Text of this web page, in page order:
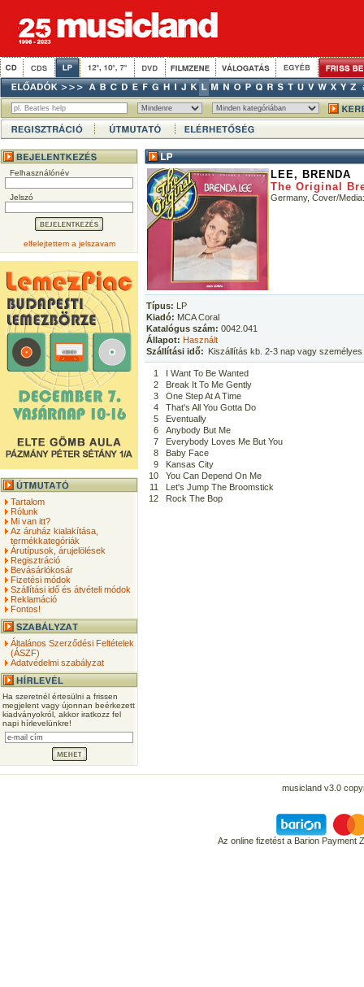
Felhasználónév
Jelszó
elfelejtettem a jelszavam
Tartalom
Rólunk
Mi van itt?
Az áruház kialakítása,
termékkategóriák
Árutípusok, árujelölések
Regisztráció
Bevásárlókosár
Fizetési módok
Szállítási idő és átvételi módok
Reklamáció
Fontos!
Általános Szerződési Feltételek
(ÁSZF)
Adatvédelmi szabályzat
Ha szeretnél értesülni a frissen
megjelent vagy újonnan beérkezett
kiadványokról, akkor iratkozz fel
napi hírlevelünkre!
LEE, BRENDA
The Original
Germany, Cover/
Típus: LP
Kiadó: MCA Coral
Katalógus szám: 0042.041
Állapot: Használt
Szállítási idő: Kiszállítás kb. 2-3 nap vagy
1
I Want To Be Wanted
2
Break It To Me Gently
3
One Step At A Time
4
That's All You Gotta Do
5
Eventually
6
Anybody But Me
7
Everybody Loves Me But You
8
Baby Face
9
Kansas City
10
You Can Depend On Me
11
Let's Jump The Broomstick
12
Rock The Bop
musicland v3.0
Az online fizetést a Barion Payment